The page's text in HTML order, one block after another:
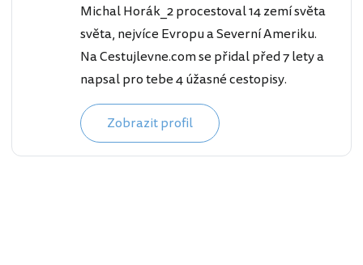
Michal Horák_2 procestoval 14 zemí světa
světa, nejvíce Evropu a Severní Ameriku.
Na Cestujlevne.com se přidal před 7 lety a
napsal pro tebe 4 úžasné cestopisy.
Zobrazit profil